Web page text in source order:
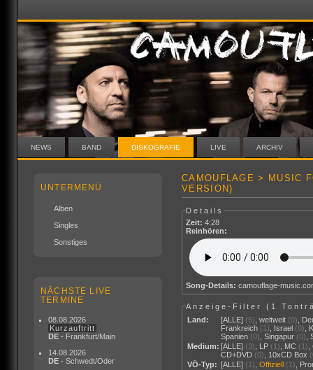
NEWS BAND DISKOGRAFIE LIVE ARCHIV
UNTERMENÜ
Alben
Singles
Sonstiges
NÄCHSTE LIVE
TERMINE
08.08.2026
Kurzauftritt
DE - Frankfurt/Main
14.08.2026
DE - Schwedt/Oder
CAMOUFLAGE > MUSIC
VERSION)
Details
Zeit: 4:28
Reinhören:
Song-Details: camouflage-
Anzeige-Filter ( 1
Land:
[ALLE] (5) ,weltweit (0)
Frankreich (1) Israel (0)
Spanien (0) ,Singapur (0) ,
Medium: [ALLE] (3) LP (1) MC (1) ,
CD+DVD (0) 10xCD Box
VÖ-Typ: [ALLE] (1) ,Offiziell (1)